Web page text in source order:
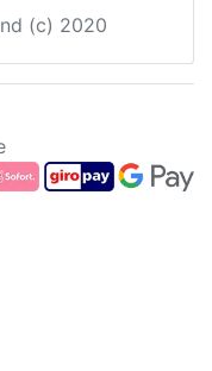
(c) 2020